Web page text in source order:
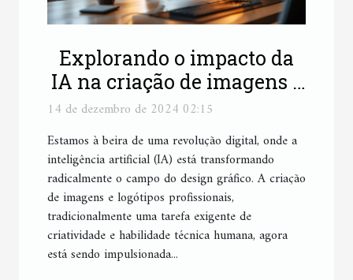
Explorando o impacto da
IA na criação de imagens e
logótipos profissionais
14 de dezembro de 2024 02:15
Estamos à beira de uma revolução digital, onde a
inteligência artificial (IA) está transformando
radicalmente o campo do design gráfico. A criação
de imagens e logótipos profissionais,
tradicionalmente uma tarefa exigente de
criatividade e habilidade técnica humana, agora
está sendo impulsionada...